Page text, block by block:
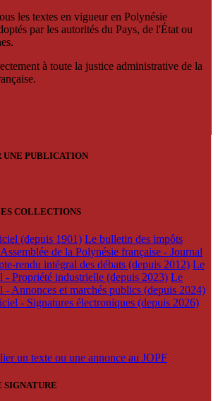
les textes en vigueur en Polynésie
par les autorités du Pays, de l'État ou
à toute la justice administrative de la
UNE PUBLICATION
COLLECTIONS
(depuis 1901) Le bulletin des impôts
Assemblée de la Polynésie française - Journal
rendu intégral des débats (depuis 2012) Le
- Propriété industrielle (depuis 2023) Le
- Annonces et marchés publics (depuis 2024)
- Signatures électroniques (depuis 2026)
un texte ou une annonce au JOPF
SIGNATURE